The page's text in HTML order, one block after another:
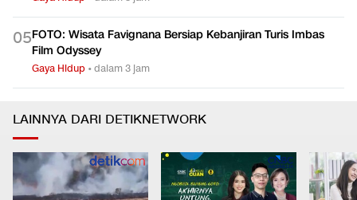
05FOTO: Wisata Favignana Bersiap Kebanjiran Turis Imbas
Film Odyssey
Gaya Hidup •dalam 3 jam
LAINNYA DARI DETIKNETWORK